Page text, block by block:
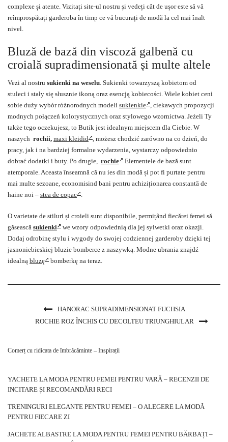
complexe și atente. Vizitați site-ul nostru și vedeți cât de ușor este să vă
reîmprospătați garderoba în timp ce vă bucurați de modă la cel mai înalt
nivel.
Bluză de bază din viscoză galbenă cu
croială supradimensionată și multe altele
Vezi al nostru sukienki na weselu. Sukienki towarzyszą kobietom od
stuleci i stały się słusznie ikoną oraz esencją kobiecości. Wiele kobiet ceni
sobie duży wybór różnorodnych modeli sukienkie , ciekawych propozycji
modnych połączeń kolorystycznych oraz stylowego wzornictwa. Jeżeli Ty
także tego oczekujesz, to Butik jest idealnym miejscem dla Ciebie. W
naszych rochii, maxi kleidid , możesz chodzić zarówno na co dzień, do
pracy, jak i na bardziej formalne wydarzenia, wystarczy odpowiednio
dobrać dodatki i buty. Po drugie, rochie
Elementele de bază sunt
atemporale. Aceasta înseamnă că nu ies din modă și pot fi purtate pentru
mai multe sezoane, economisind bani pentru achiziționarea constantă de
haine noi – stea de copac .
O varietate de stiluri și croieli sunt disponibile, permițând fiecărei femei să
găsească sukienki
we wzory odpowiednią dla jej sylwetki oraz okazji.
Dodaj odrobinę stylu i wygody do swojej codziennej garderoby dzięki tej
jasnoniebieskiej bluzie bomberce z naszywką. Modne ubrania znajdź
idealną bluzę bomberkę na teraz.
HANORAC SUPRADIMENSIONAT FUCHSIA
ROCHIE ROZ ÎNCHIS CU DECOLTEU TRIUNGHIULAR
Comerț cu ridicata de îmbrăcăminte – Inspirații
YACHETE LA MODA PENTRU FEMEI PENTRU VARĂ – RECENZII DE
INCITARE ȘI RECOMANDĂRI RECI
TRENINGURI ELEGANTE PENTRU FEMEI – O ALEGERE LA MODĂ
PENTRU FIECARE ZI
JACHETE ALBASTRE LA MODA PENTRU FEMEI PENTRU BĂRBAȚI –